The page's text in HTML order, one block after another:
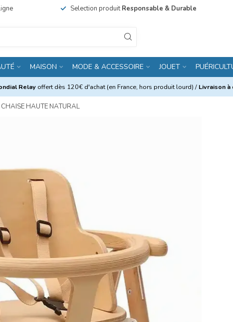
Selection produitResponsable & Durable
MAISON MODE & ACCESSOIRE JOUET
Relay offert dès 120€ d'achat (en France, hors produit lourd) / Livraison à
HAUTE NATURAL